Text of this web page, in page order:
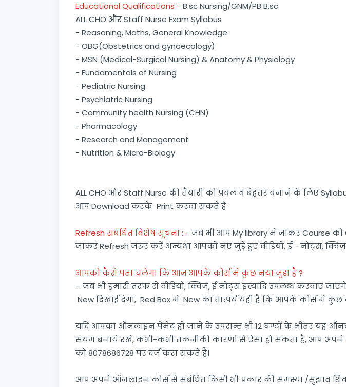
Educational Qualifications - B.sc Nursing/GNM/PB B.sc
ALL CHO और Staff Nurse Exam Syllabus
- Reasoning, Maths, General Knowledge
- OBG(Obstetrics and gynaecology)
- MSN (Medical-Surgical Nursing) & Anatomy & Physiology
- Fundamentals of Nursing
- Pediatric Nursing
- Psychiatric Nursing
- Community health Nursing (CHN)
- Pharmacology
- Research and Management
- Nutrition & Micro-Biology
ALL CHO और Staff Nurse की तैयारी को प्रबल व बेहतर बनाने के लिए
आप Download करके Print करवा सकते हैं
Refresh संबंधित विशेष सूचना :- जब भी आप My library में जाकर Course को
जाकर Refresh जरूर करें अन्यथा आपको नए जुड़े हुए वीडियो, ई - नोट्स, क्विज़
आपको कैसे पता चलेगा कि आज आपके कोर्स में कुछ नया जुड़ा है ?
– जब भी हमारी तरफ से वीडियो, क्विज़, ई नोट्स इत्यादि उपलब्ध करवाए
New दिखाई देगा, Red Box में New का तात्पर्य यही है कि आपके कोर्स में कुछ
यदि आपका ऑनलाइन पेमेंट हो जाने के उपरान्त भी 12 घण्टों के भीतर यह
संयम बनाये रखें, कभी-कभी तकनीकी कारणों से ऐसा हो सकता है, आप अपने
को 8078686728 पर दर्ज करा सकते हैं।
आप अपने ऑनलाइन कोर्स से संबंधित किसी भी प्रकार की समस्या /सुझाव